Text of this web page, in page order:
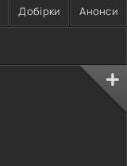
Добірки Анонси